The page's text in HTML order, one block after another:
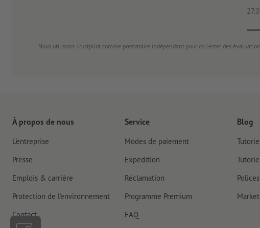
Nous utilisons Trustpilot comme prestataire indépendant pour collecter des
À propos de nous
L'entreprise
Presse
Emplois & carrière
Protection de l'environnement
Contact
Service
Modes de paiement
Expédition
Réclamation
Programme Premium
FAQ
Blog